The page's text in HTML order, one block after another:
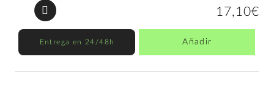
17,10€
Entrega en 24/48h Añadir